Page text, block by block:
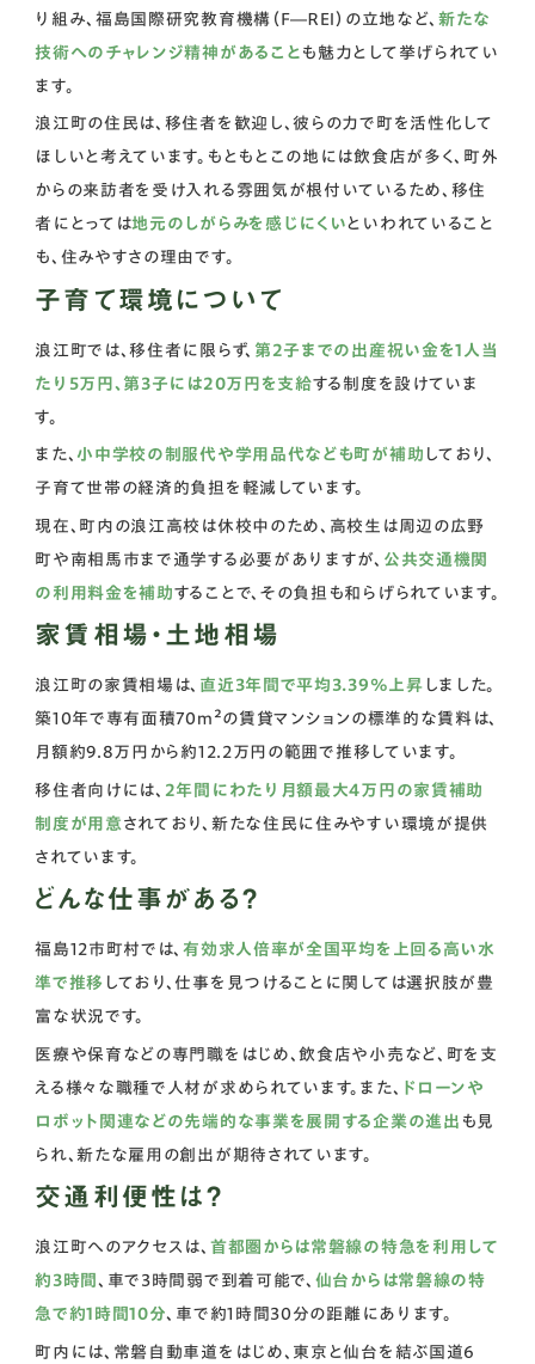
り組み、福島国際研究教育機構（Ｆ―ＲＥＩ）の立地など、新たな
技術へのチャレンジ精神があること も魅力として挙げられてい
ます。
浪江町の住民は、移住者を歓迎し、彼らの力で町を活性化して
ほしいと考えています。もともとこの地には飲食店が多く、町外
からの来訪者を受け入れる雰囲気が根付いているため、移住
者にとっては地元のしがらみを感じにくいといわれていること
も、住みやすさの理由です。
子育て環境について
浪江町では、移住者に限らず、 第2子までの出産祝い金を1人当
たり5万円、第3子には20万円を支給する制度を設けていま
す。
また、 小中学校の制服代や学用品代なども町が補助 しており、
子育て世帯の経済的負担を軽減しています。
現在、町内の浪江高校は休校中のため、高校生は周辺の広野
町や南相馬市まで通学する必要がありますが、 公共交通機関
の利用料金を補助することで、その負担も和らげられています。
家賃相場・土地相場
浪江町の家賃相場は、 直近3年間で平均3.39%上昇 しました。
築10年で専有面積70m²の賃貸マンションの標準的な賃料は、
月額約9.8万円から約12.2万円の範囲で推移しています。
移住者向けには、 2年間にわたり月額最大4万円の家賃補助
制度が用意 されており、新たな住民に住みやすい環境が提供
されています。
どんな仕事がある？
福島12市町村では、有効求人倍率が全国平均を上回る高い水
準で推移 しており、仕事を見つけることに関しては選択肢が豊
富な状況です。
医療や保育などの専門職をはじめ、飲食店や小売など、町を支
える様々な職種で人材が求められています。また、
ドローンや
ロボット関連などの先端的な事業を展開する企業の進出 も見
られ、新たな雇用の創出が期待されています。
交通利便性は？
浪江町へのアクセスは、 首都圏からは常磐線の特急を利用して
約3時間 、車で3時間弱で到着可能で、 仙台からは常磐線の特
急で約1時間10分、車で約1時間30分の距離にあります。
町内には、常磐自動車道をはじめ、東京と仙台を結ぶ国道6